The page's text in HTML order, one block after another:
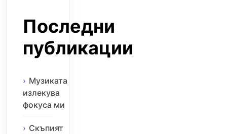
Последни
публикации
Музиката
излекува
фокуса ми
Скъпият